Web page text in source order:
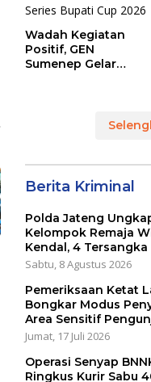
Wadah Kegiatan
Positif, GEN
Sumenep Gelar
Berita Kriminal
Polda Jateng
Kelompok Remaja
Kendal, 4 Tersangka
Sabtu, 8 Agustus 2026
Pemeriksaan Ketat
Bongkar Modus
Area Sensitif
Jumat, 17 Juli 2026
Operasi Senyap
Ringkus Kurir Sabu